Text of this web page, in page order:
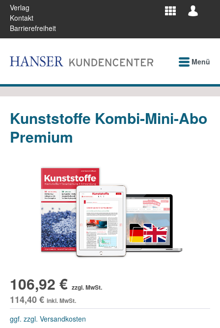
Verlag
Kontakt
Barrierefreiheit
Menü
Kunststoffe Kombi-Mini-Abo
Premium
106,92 € zzgl. MwSt.
114,40 € inkl. MwSt.
ggf. zzgl. Versandkosten